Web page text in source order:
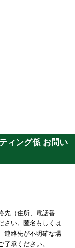
ィング係 お問い
先（住所、電話番
さい。匿名もしくは
連絡先が不明確な場
承ください。